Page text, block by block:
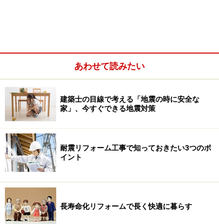
あわせて読みたい
建築士の目線で考える「地震の時に安全な
家」、今すぐできる地震対策
耐震リフォーム工事で知っておきたい3つのポ
イント
長寿命化リフォームで長く快適に暮らす